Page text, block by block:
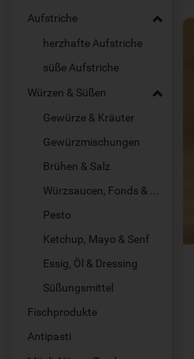
Aufstriche
herzhafte Aufstriche
süße Aufstriche
Würzen & Süßen
Gewürze & Kräuter
Gewürzmischungen
Brühen & Salz
Pesto
Ketchup, Mayo & Senf
Essig, Öl & Dressing
Süßungsmittel
Fischprodukte
Antipasti